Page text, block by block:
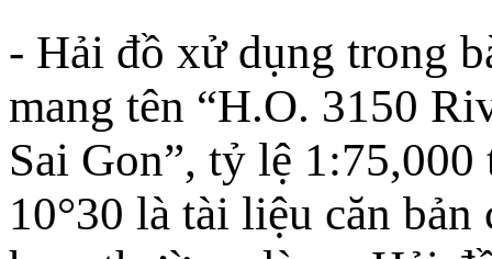
- Hải đồ xử dụng trong
mang tên “H.O. 3150
Sai Gon”, tỷ lệ
10°30 là tài liệu căn bản